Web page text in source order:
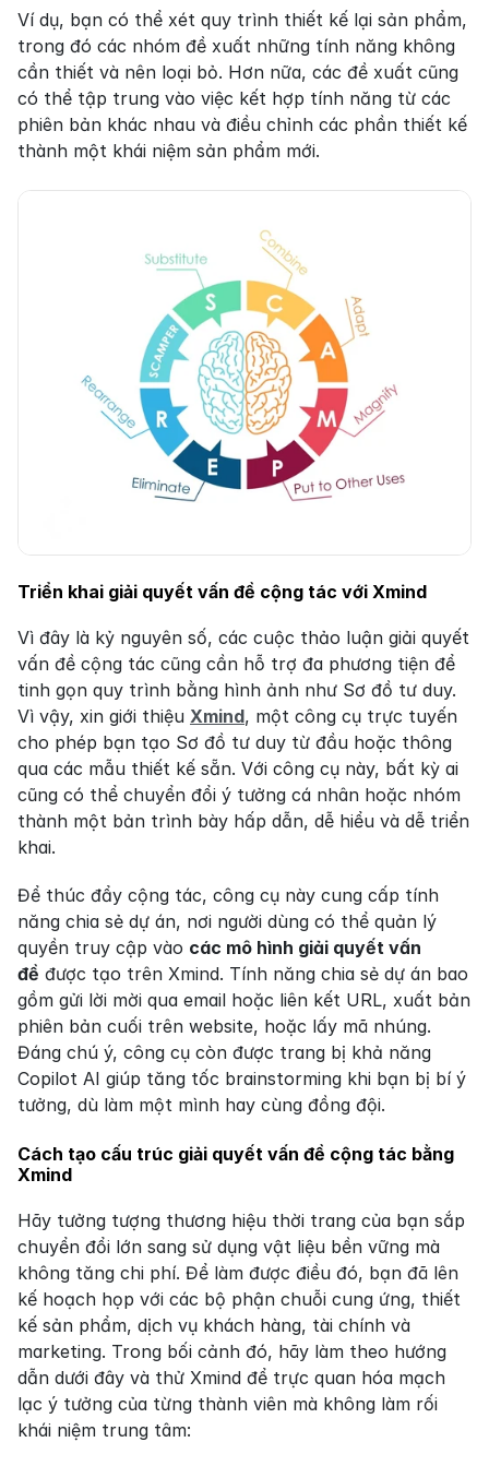
Ví dụ, bạn có thể xét quy trình thiết kế lại sản phẩm,
trong đó các nhóm đề xuất những tính năng không
cần thiết và nên loại bỏ. Hơn nữa, các đề xuất cũng
có thể tập trung vào việc kết hợp tính năng từ các
phiên bản khác nhau và điều chỉnh các phần thiết kế
thành một khái niệm sản phẩm mới.
Triển khai giải quyết vấn đề cộng tác với Xmind
Vì đây là kỷ nguyên số, các cuộc thảo luận giải quyết
vấn đề cộng tác cũng cần hỗ trợ đa phương tiện để
tinh gọn quy trình bằng hình ảnh như Sơ đồ tư duy.
Vì vậy, xin giới thiệu Xmind, một công cụ trực tuyến
cho phép bạn tạo Sơ đồ tư duy từ đầu hoặc thông
qua các mẫu thiết kế sẵn. Với công cụ này, bất kỳ ai
cũng có thể chuyển đổi ý tưởng cá nhân hoặc nhóm
thành một bản trình bày hấp dẫn, dễ hiểu và dễ triển
khai.
Để thúc đẩy cộng tác, công cụ này cung cấp tính
năng chia sẻ dự án, nơi người dùng có thể quản lý
quyền truy cập vào các mô hình giải quyết vấn
đề được tạo trên Xmind. Tính năng chia sẻ dự án bao
gồm gửi lời mời qua email hoặc liên kết URL, xuất bản
phiên bản cuối trên website, hoặc lấy mã nhúng.
Đáng chú ý, công cụ còn được trang bị khả năng
Copilot AI giúp tăng tốc brainstorming khi bạn bị bí ý
tưởng, dù làm một mình hay cùng đồng đội.
Cách tạo cấu trúc giải quyết vấn đề cộng tác bằng
Xmind
Hãy tưởng tượng thương hiệu thời trang của bạn sắp
chuyển đổi lớn sang sử dụng vật liệu bền vững mà
không tăng chi phí. Để làm được điều đó, bạn đã lên
kế hoạch họp với các bộ phận chuỗi cung ứng, thiết
kế sản phẩm, dịch vụ khách hàng, tài chính và
marketing. Trong bối cảnh đó, hãy làm theo hướng
dẫn dưới đây và thử Xmind để trực quan hóa mạch
lạc ý tưởng của từng thành viên mà không làm rối
khái niệm trung tâm: